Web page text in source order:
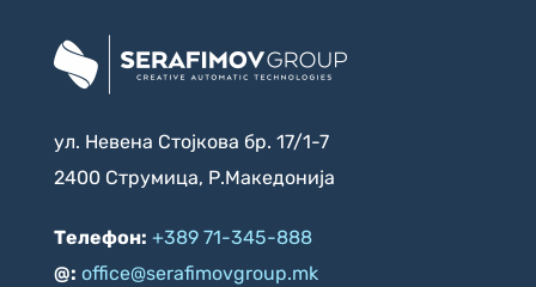
ул. Невена Стојкова бр. 17/1-7
2400 Струмица, Р.Македонија
Телефон: +389 71-345-888
@: office@serafimovgroup.mk